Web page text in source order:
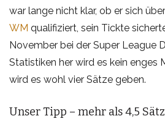
war lange nicht klar, ob er sich
WM qualifiziert, sein Tickte
November bei der Super League
Statistiken her wird es kein enges
wird es wohl vier Sätze geben.
Unser Tipp – mehr als 4,5